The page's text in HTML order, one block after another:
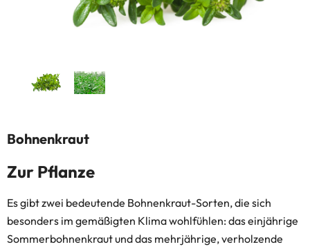
Bohnenkraut
Zur Pflanze
Es gibt zwei bedeutende Bohnenkraut-Sorten, die sich
besonders im gemäßigten Klima wohlfühlen: das einjährige
Sommerbohnenkraut und das mehrjährige, verholzende